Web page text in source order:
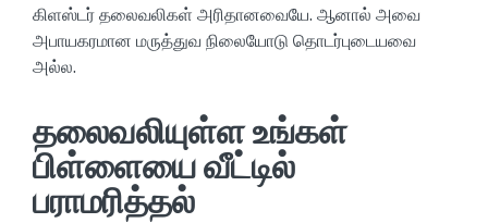
கிளஸ்டர் தலைவலிகள் அரிதானவையே. ஆனால் அவை
அபாயகரமான மருத்துவ நிலையோடு தொடர்புடையவை
அல்ல.
தலைவலியுள்ள உங்கள்
பிள்ளையை வீட்டில்
பராமரித்தல்